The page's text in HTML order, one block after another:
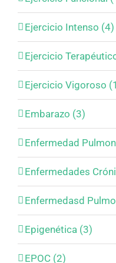
Ejercicio Intenso (4)
Ejercicio
Ejercicio Vigoroso
Embarazo (3)
Enfermedad
Enfermedades
Enfermedasd
Epigenética (3)
EPOC (2)